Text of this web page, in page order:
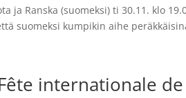
ja Ranska (suomeksi) ti 30.11. klo
suomeksi kumpikin aihe
internationale